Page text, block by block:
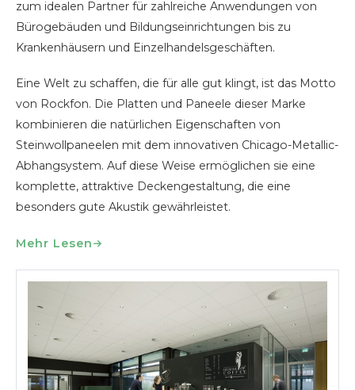
zum idealen Partner für zahlreiche Anwendungen von
Bürogebäuden und Bildungseinrichtungen bis zu
Krankenhäusern und Einzelhandelsgeschäften.
Eine Welt zu schaffen, die für alle gut klingt, ist das Motto
von Rockfon. Die Platten und Paneele dieser Marke
kombinieren die natürlichen Eigenschaften von
Steinwollpaneelen mit dem innovativen Chicago-Metallic-
Abhangsystem. Auf diese Weise ermöglichen sie eine
komplette, attraktive Deckengestaltung, die eine
besonders gute Akustik gewährleistet.
Mehr Lesen